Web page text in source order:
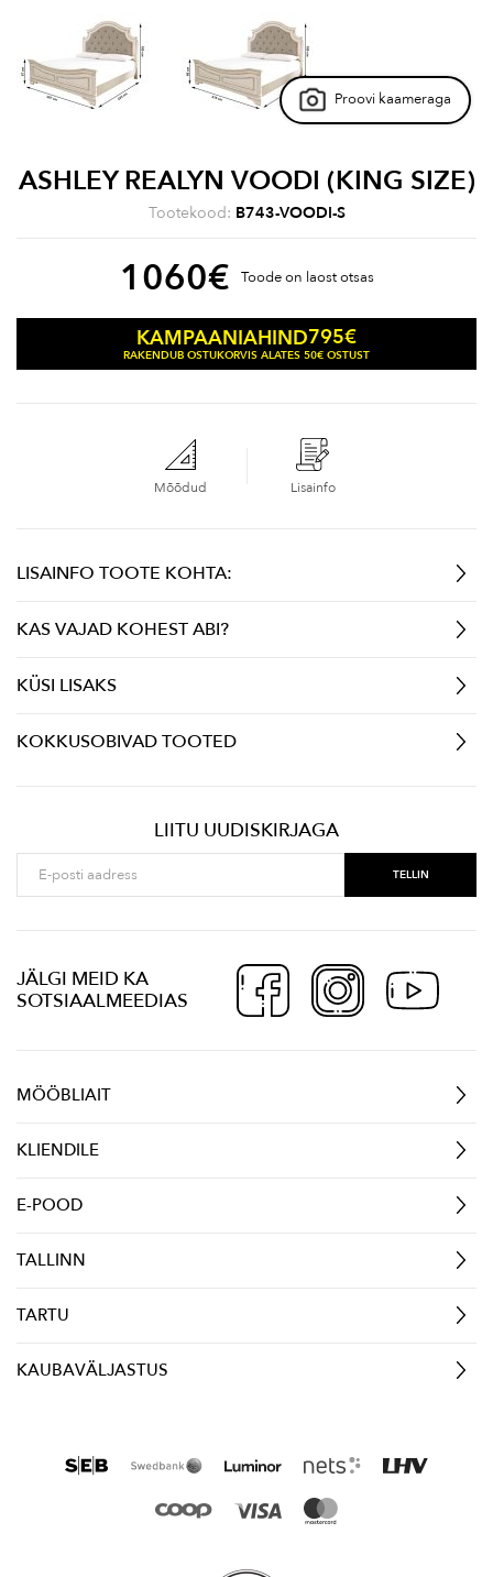
Proovi kaameraga
ASHLEY REALYN VOODI (KING SIZE)
Tootekood: B743-VOODI-S
1060€ Toode on laost otsas
KAMPAANIAHIND795€
RAKENDUB OSTUKORVIS ALATES 50€ OSTUST
Mõõdud Lisainfo
LISAINFO TOOTE KOHTA:
KAS VAJAD KOHEST ABI?
KÜSI LISAKS
KOKKUSOBIVAD TOOTED
LIITU UUDISKIRJAGA
JÄLGI MEID KA
SOTSIAALMEEDIAS
MÖÖBLIAIT
KLIENDILE
E-POOD
TALLINN
TARTU
KAUBAVÄLJASTUS